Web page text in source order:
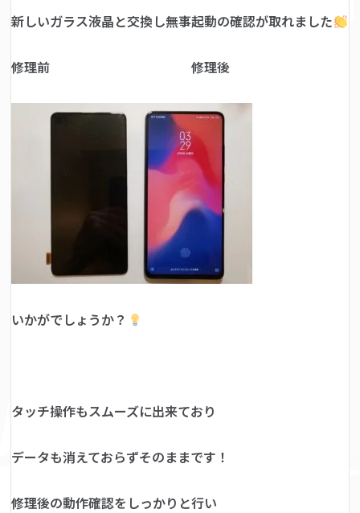
新しいガラス液晶と交換し無事起動の確認が取れました
修理前 修理後
いかがでしょうか？
タッチ操作もスムーズに出来ており
データも消えておらずそのままです！
修理後の動作確認をしっかりと行い